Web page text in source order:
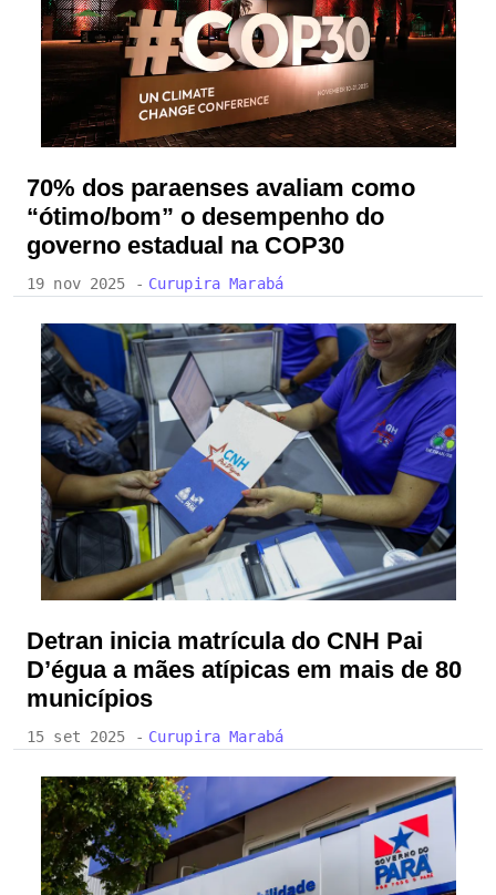
70% dos paraenses avaliam como
“ótimo/bom” o desempenho do
governo estadual na COP30
19 nov 2025 - Curupira Marabá
Detran inicia matrícula do CNH Pai
D’égua a mães atípicas em mais de 80
municípios
15 set 2025 - Curupira Marabá